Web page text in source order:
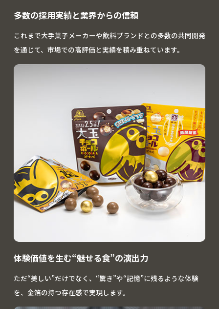
多数の採用実績と業界からの信頼
これまで大手菓子メーカーや飲料ブランドとの多数の共同開発
を通じて、市場での高評価と実績を積み重ねています。
体験価値を生む“魅せる食”の演出力
ただ“美しい”だけでなく、“驚き”や“記憶”に残るような体験
を、金箔の持つ存在感で実現します。